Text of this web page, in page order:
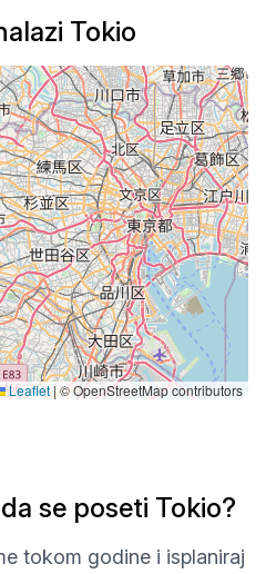
Tokio
Leaflet |© OpenStreetMap contributors
se poseti Tokio?
tokom godine i isplaniraj